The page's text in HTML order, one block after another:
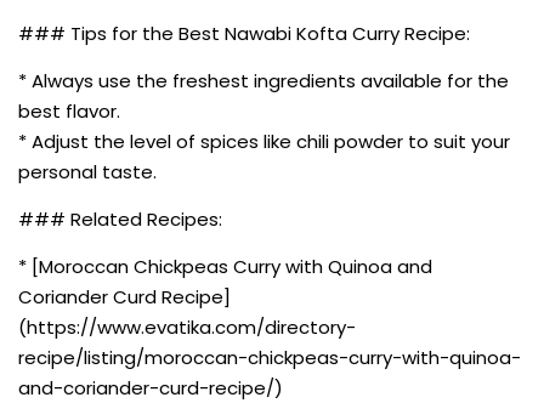
### Tips for the Best Nawabi Kofta Curry Recipe:
* Always use the freshest ingredients available for the
best flavor.
* Adjust the level of spices like chili powder to suit your
personal taste.
### Related Recipes:
* [Moroccan Chickpeas Curry with Quinoa and
Coriander Curd Recipe]
(https://www.evatika.com/directory-
recipe/listing/moroccan-chickpeas-curry-with-quinoa-
and-coriander-curd-recipe/)